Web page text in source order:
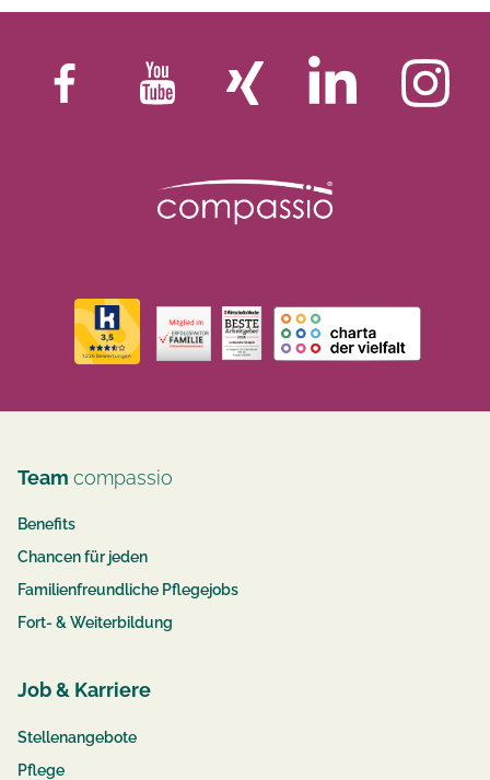
Team compassio
Benefits
Chancen für jeden
Familienfreundliche Pflegejobs
Fort- & Weiterbildung
Job & Karriere
Stellenangebote
Pflege